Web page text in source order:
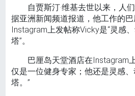
自贾斯汀·维基去世以来，人
据亚洲新闻频道报道，他工作的
Instagram上发帖称Vicky是“灵感
塔”。
巴厘岛天堂酒店在Instagram
仅是一位健身专家；他还是灵感
塔。”